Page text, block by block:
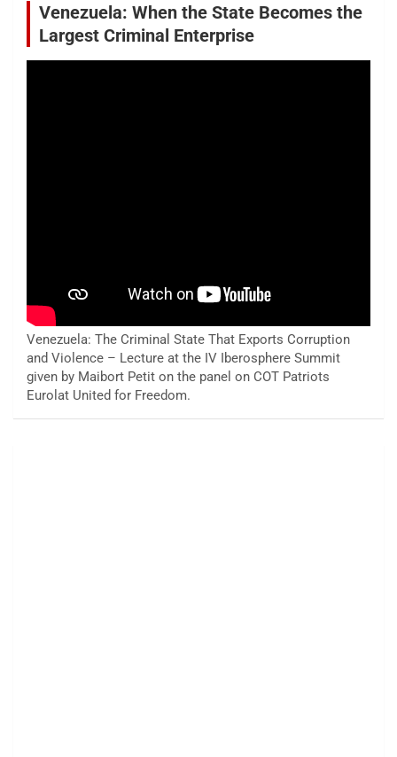
Venezuela: When the State Becomes the
Largest Criminal Enterprise
Venezuela: The Criminal State That Exports Corruption
and Violence – Lecture at the IV Iberosphere Summit
given by Maibort Petit on the panel on COT Patriots
Eurolat United for Freedom.